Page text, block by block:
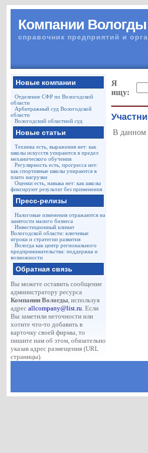
Компании Вологды
справочник предприятий и
Новые компании
Отделение СФР по Вологодской
области
Арбитражный суд Вологодской
области
Вологодский областной суд
Новые статьи
Техника есть, выражения нет: как
школы искусств упираются в предел
механического обучения
Регулярность есть, прогресса нет:
как спортивные школы упираются в
плато нагрузки
Оценки есть, навыка нет: как школы
фиксируют результат без применения
Пресс-релизы
Налоговые изменения отражаются на
занятости малого бизнеса
Инвестиционный климат
Вологодской области: ключевые
игроки и стратегии развития
Вологда как центр регионального
предпринимательства: поддержка и
возможности
Обратная связь
Вы можете оставить сообщение
администратору ресурса
Компании Вологды, используя
адресallcompany@list.ru. Если
Вы заметили неточности или
хотите что-то добавить в
карточку своей фирмы, то
пишите нам об этом, обязательно
указав адрес размещения (URL
страницы).
Я
ищу:
В данном